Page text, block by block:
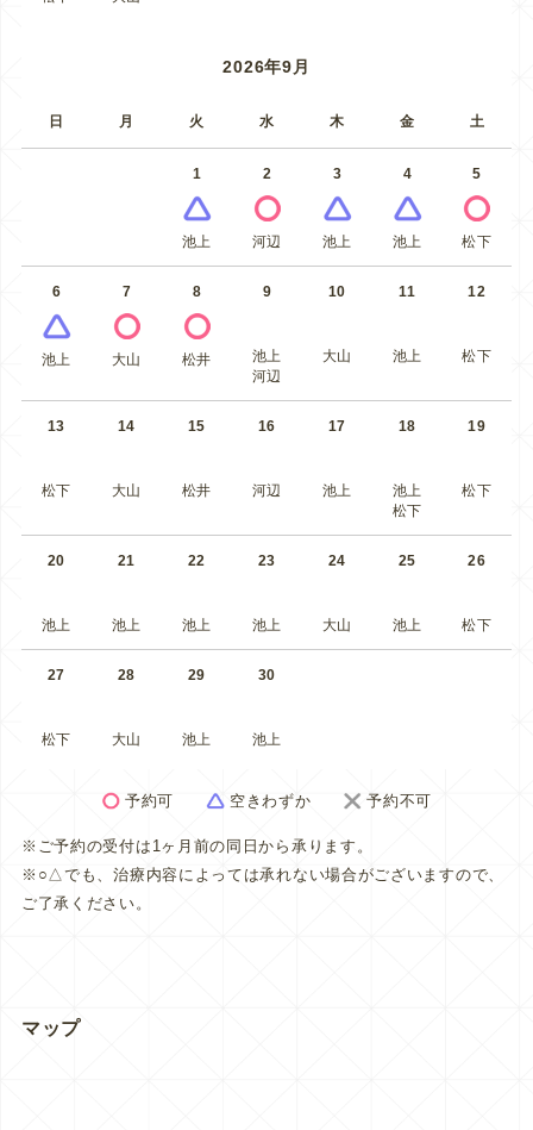
2026年9月
日 月 火 水 木 金 土
1
池上
2
河辺
3
池上
4
池上
5
松下
6
池上
7
大山
8
松井
9
池上
河辺
10
大山
11
池上
12
松下
13
松下
14
大山
15
松井
16
河辺
17
池上
18
池上
松下
19
松下
20
池上
21
池上
22
池上
23
池上
24
大山
25
池上
26
松下
27
松下
28
大山
29
池上
30
池上
予約可 空きわずか 予約不可
※ご予約の受付は1ヶ月前の同日から承ります。
※○△でも、治療内容によっては承れない場合がございますので、
ご了承ください。
マップ